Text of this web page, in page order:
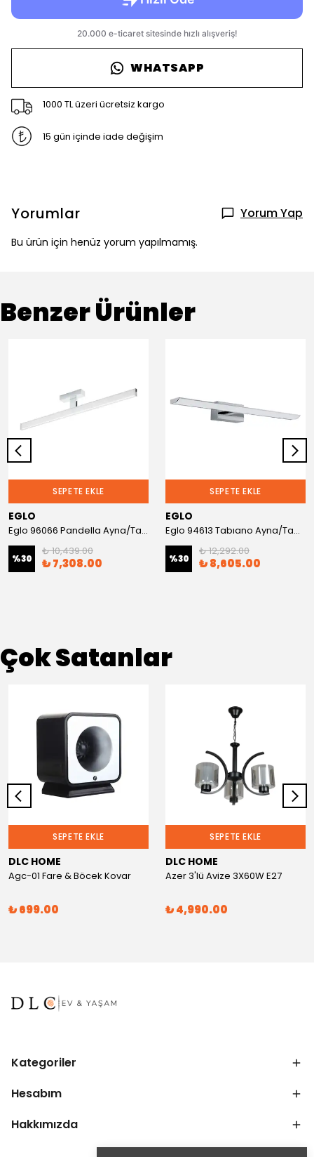
WHATSAPP
1000 TL üzeri ücretsiz kargo
15 gün içinde iade değişim
Yorumlar Yorum Yap
Bu ürün için henüz yorum yapılmamış.
Benzer Ürünler
SEPETE EKLE
EGLO
Eglo 96066 Pandella Ayna/Tablo Aplik
%30
₺ 10,439.00
₺ 7,308.00
SEPETE EKLE
EGLO
Eglo 94613 Tabıano Ayna/Tablo Aplik
%30
₺ 12,292.00
₺ 8,605.00
Çok Satanlar
SEPETE EKLE
DLC HOME
Agc-01 Fare & Böcek Kovar
₺ 699.00
SEPETE EKLE
DLC HOME
Azer 3'lü Avize 3X60W E27
₺ 4,990.00
Kategoriler
Hesabım
Hakkımızda